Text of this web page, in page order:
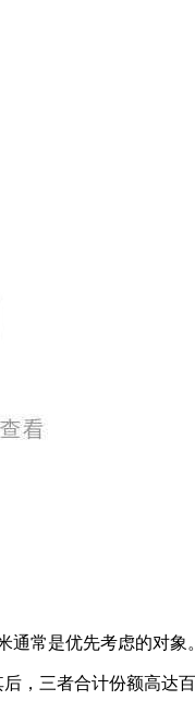
通常是优先考虑的对象。
，三者合计份额高达百